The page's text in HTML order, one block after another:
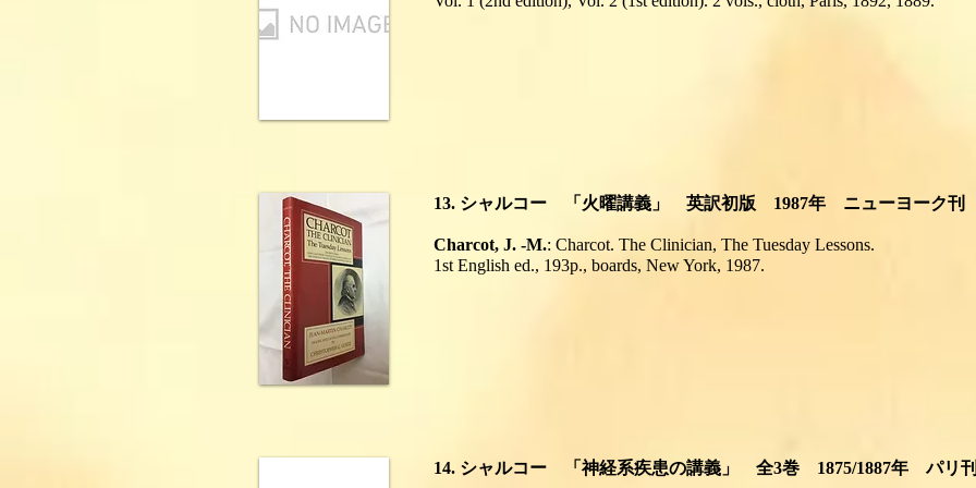
13. シャルコー 「火曜講義」 英訳初版 1987年 ニューヨーク刊
Charcot, J. -M.: Charcot. The Clinician, The Tuesday Lessons.
1st English ed., 193p., boards, New York, 1987.
14. シャルコー 「神経系疾患の講義」 全3巻 1875/1887年 パリ